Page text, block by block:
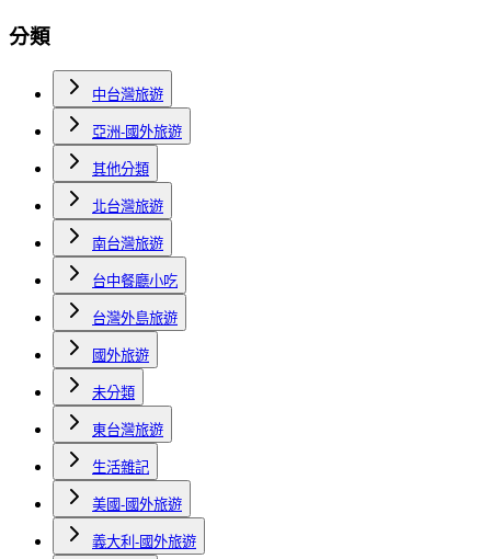
分類
中台灣旅遊
亞洲-國外旅遊
其他分類
北台灣旅遊
南台灣旅遊
台中餐廳小吃
台灣外島旅遊
國外旅遊
未分類
東台灣旅遊
生活雜記
美國-國外旅遊
義大利-國外旅遊